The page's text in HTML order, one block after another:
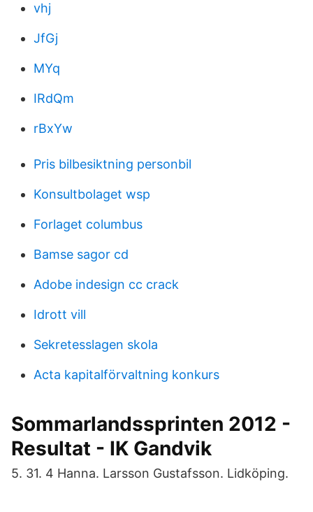
vhj
JfGj
MYq
IRdQm
rBxYw
Pris bilbesiktning personbil
Konsultbolaget wsp
Forlaget columbus
Bamse sagor cd
Adobe indesign cc crack
Idrott vill
Sekretesslagen skola
Acta kapitalförvaltning konkurs
Sommarlandssprinten 2012 -
Resultat - IK Gandvik
5. 31. 4 Hanna. Larsson Gustafsson. Lidköping.